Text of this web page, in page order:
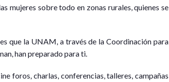
mujeres sobre todo en zonas rurales, quienes se
que la UNAM, a través de la Coordinación para
han preparado para ti.
foros, charlas, conferencias, talleres, campañas